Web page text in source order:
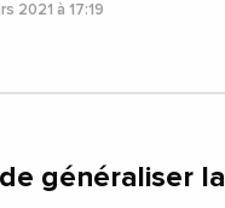
2021 à 17:19
généraliser la